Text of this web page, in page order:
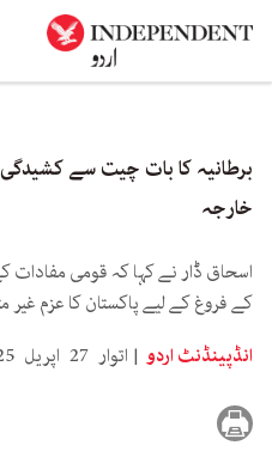
برطانیہ کا بات چیت سے کشیدگی
خارجہ
اسحاق ڈار نے کہا کہ قومی مفادات
کے فروغ کے لیے پاکستان کا عزم غیر
انڈپینڈنٹ اردو
اتوار 27 اپریل 2025 21:00